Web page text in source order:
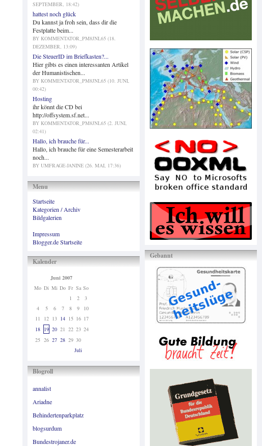
SEPTEMBER, 18:42)
hattest noch glück
Du kannst ja froh sein, dass dir die
Festplatte beim...
BY KOMMENTATOR_PM8JNL65 (18.
DEZEMBER, 13:09)
Die SteuerID im Briefkasten?...
Hier gibts es einen interessanten Artikel
der Humanistischen...
BY KOMMENTATOR_PM8JNL65 (10. JUNI,
00:42)
Hosting
ihr könnt die CD bei
http://offsystem.sf.net...
BY KOMMENTATOR_PM8JNL65 (2. JUNI,
02:41)
Hallo, ich brauche für...
Hallo, ich brauche für eine Semesterarbeit
noch...
BY UMFRAGE-JANINE (26. MAI, 17:36)
Menu
Startseite
Kategorien / Archiv
Bildgalerien
Impressum
Blogger.de Startseite
Kalender
Juni 2007
Mo Di Mi Do Fr Sa So
1
2
3
4
5 6 7 8 9
10
11
12 13 14 15 16 17
18 19 20 21 22 23 24
25 26 27 28 29 30
Juli
Blogroll
annalist
Ariadne
Behindertenparkplatz
blogsurdum
Bundestrojaner.de
Gebannt